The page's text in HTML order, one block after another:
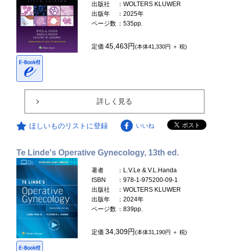
出版社
：WOLTERS KLUWER
出版年
：2025年
ページ数 ：535pp.
定価45,463円(本体41,330円 ＋ 税)
詳しく見る
ほしいものリストに登録 いいね
Te Linde's Operative Gynecology, 13th ed.
著者
：L.V.Le & V.L.Handa
ISBN
：978-1-975200-09-1
出版社
：WOLTERS KLUWER
出版年
：2024年
ページ数 ：839pp.
定価34,309円(本体31,190円 ＋ 税)